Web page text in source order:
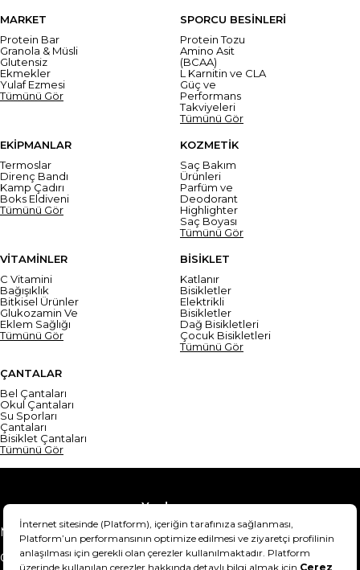
MARKET
Protein Bar
Granola & Müsli
Glutensiz
Ekmekler
Yulaf Ezmesi
Tümünü Gör
SPORCU BESİNLERİ
Protein Tozu
Amino Asit
(BCAA)
L Karnitin ve CLA
Güç ve
Performans
Takviyeleri
Tümünü Gör
EKİPMANLAR
Termoslar
Direnç Bandı
Kamp Çadırı
Boks Eldiveni
Tümünü Gör
KOZMETİK
Saç Bakım
Ürünleri
Parfüm ve
Deodorant
Highlighter
Saç Boyası
Tümünü Gör
VİTAMİNLER
C Vitamini
Bağışıklık
Bitkisel Ürünler
Glukozamin Ve
Eklem Sağlığı
Tümünü Gör
BİSİKLET
Katlanır
Bisikletler
Elektrikli
Bisikletler
Dağ Bisikletleri
Çocuk Bisikletleri
Tümünü Gör
ÇANTALAR
Bel Çantaları
Okul Çantaları
Su Sporları
Çantaları
Bisiklet Çantaları
Tümünü Gör
Yardım
Mesafeli Satış Sözleşmesi
Teslimat Bilgisi
Gizlilik Sözleşmesi
Şartlar & Koşullar